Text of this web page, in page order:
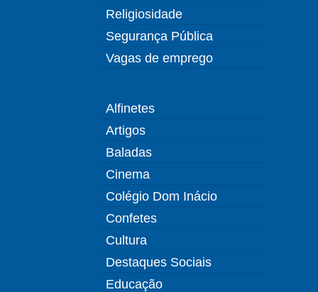
Religiosidade
Segurança Pública
Vagas de emprego
Alfinetes
Artigos
Baladas
Cinema
Colégio Dom Inácio
Confetes
Cultura
Destaques Sociais
Educação